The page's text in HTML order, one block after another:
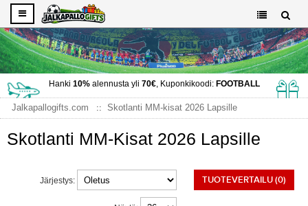
Hanki 10%alennusta yli 70€, Kuponkikoodi: FOOTBALL
Jalkapallogifts.com Skotlanti MM-kisat 2026 Lapsille
Skotlanti MM-Kisat 2026 Lapsille
TUOTEVERTAILU (0)
Järjestys: